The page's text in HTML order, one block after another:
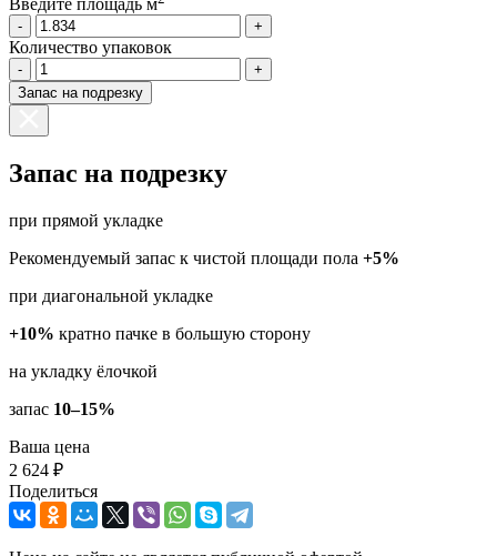
Введите площадь м
-
+
Количество упаковок
-
+
Запас на подрезку
Запас на подрезку
при прямой укладке
Рекомендуемый запас к чистой площади пола +5%
при диагональной укладке
+10% кратно пачке в большую сторону
на укладку ёлочкой
запас 10–15%
Ваша цена
2 624 ₽
Поделиться